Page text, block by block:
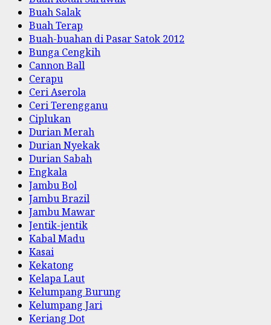
Buah Salak
Buah Terap
Buah-buahan di Pasar Satok 2012
Bunga Cengkih
Cannon Ball
Cerapu
Ceri Aserola
Ceri Terengganu
Ciplukan
Durian Merah
Durian Nyekak
Durian Sabah
Engkala
Jambu Bol
Jambu Brazil
Jambu Mawar
Jentik-jentik
Kabal Madu
Kasai
Kekatong
Kelapa Laut
Kelumpang Burung
Kelumpang Jari
Keriang Dot